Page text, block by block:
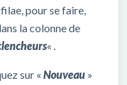
pour se faire,
la colonne de
« .
sur « Nouveau »